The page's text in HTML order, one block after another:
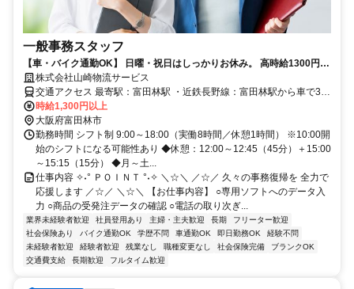
一般事務スタッフ
【車・バイク通勤OK】 日曜・祝日はしっかりお休み。 高時給1300円で
はじめる一般事務。将来の直接雇用チャンスあり！
株式会社山崎物流サービス
交通アクセス 最寄駅：富田林駅 ・近鉄長野線：富田林駅から車で3分
・近鉄長野線：喜志駅から車で4分 ・近鉄長野線：富田林西口駅から
車で4分 ◆車・バイク・自転車通勤OK
時給1,300円以上
大阪府富田林市
勤務時間 シフト制 9:00～18:00（実働8時間／休憩1時間） ※10:00開
始のシフトになる可能性あり ◆休憩：12:00～12:45（45分）＋15:00
～15:15（15分） ◆月～土...
仕事内容 ✧˖° ＰＯＩＮＴ °˖✧ ＼☆＼ ／☆／ 久々の事務復帰を 全力で
応援します ／☆／ ＼☆＼ 【お仕事内容】 ○専用ソフトへのデータ入
力 ○商品の受発注データの確認 ○電話の取り次ぎ...
業界未経験者歓迎 社員登用あり 主婦・主夫歓迎 長期
フリーター歓迎
社会保険あり
バイク通勤OK 学歴不問 車通勤OK 即日勤務OK
経験不問
未経験者歓迎
経験者歓迎 残業なし 職種変更なし 社会保険完備
ブランクOK
交通費支給
長期歓迎 フルタイム歓迎